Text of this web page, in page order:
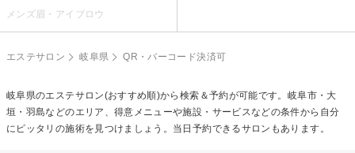
メンズ眉・アイブロウ
エステサロン 岐阜県 QR・バーコード決済可
岐阜県のエステサロン(おすすめ順)から検索＆予約が可能です。岐阜市・大
垣・羽島などのエリア、得意メニューや施設・サービスなどの条件から自分
にピッタリの施術を見つけましょう。当日予約できるサロンもあります。